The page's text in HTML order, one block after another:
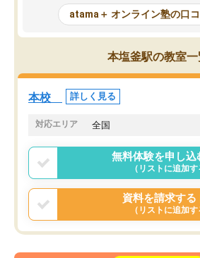
が、自分で自分の管理ができない人に
とっては難しい部分もあるのではない
かと思った。
atama＋ オンライン塾の口
本塩釜駅の教室
本校 詳しく見る
対応エリア 全国
無料体験を申し込
（リストに追加す
資料を請求する
（リストに追加す